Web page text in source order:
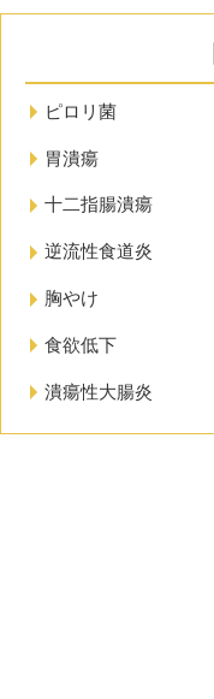
ピロリ菌
胃潰瘍
十二指腸潰瘍
逆流性食道炎
胸やけ
食欲低下
潰瘍性大腸炎